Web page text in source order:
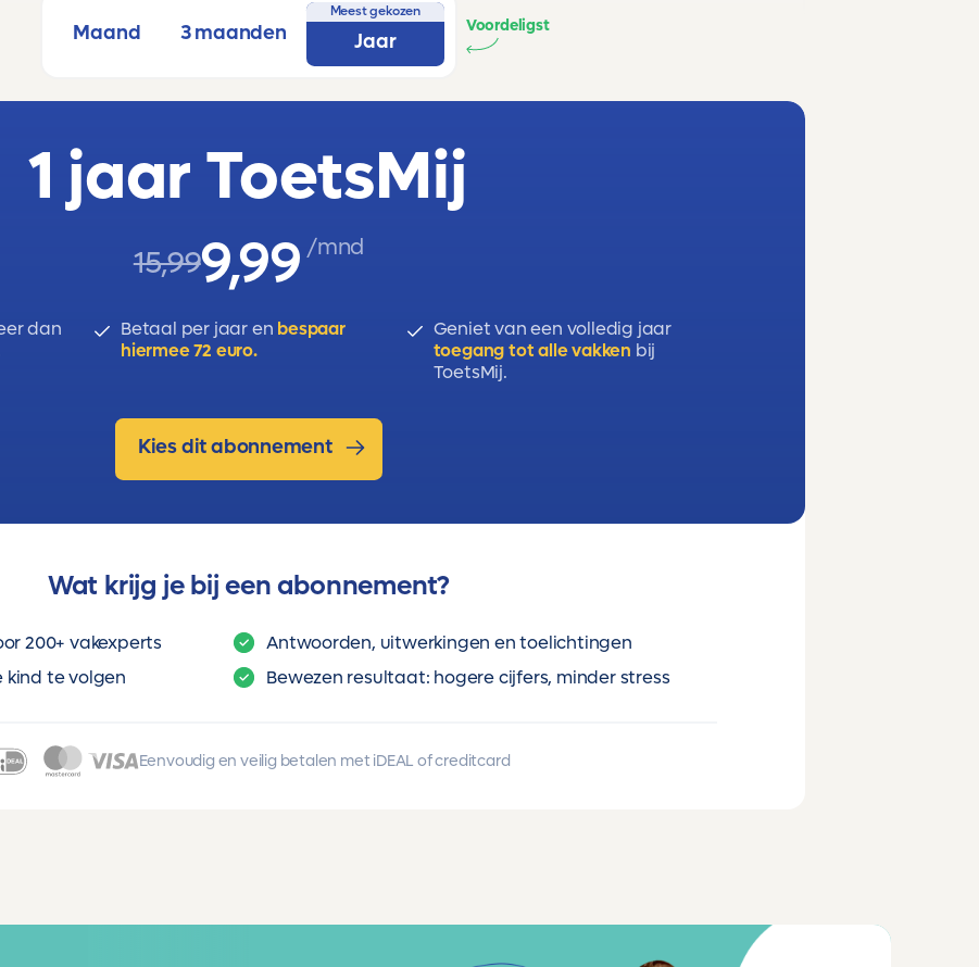
Maand 3 maanden
Meest gekozen
Jaar
Voordeligst
1 jaar ToetsMij
15,999,99 /mnd
dan
Betaal per jaar en bespaar
hiermee 72 euro.
Geniet van een volledig jaar
toegang tot alle vakken bij
ToetsMij.
Kies dit abonnement
Wat krijg je bij een abonnement?
200+ vakexperts
Antwoorden, uitwerkingen en toelichtingen
kind te volgen
Bewezen resultaat: hogere cijfers, minder stress
Eenvoudig en veilig betalen met iDEAL of creditcard